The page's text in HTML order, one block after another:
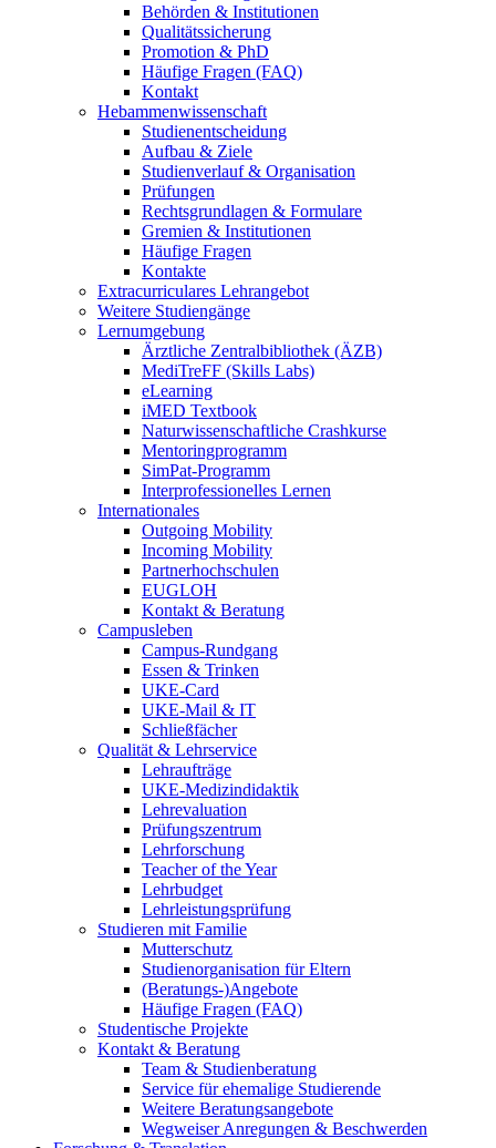
Behörden & Institutionen
Qualitätssicherung
Promotion & PhD
Häufige Fragen (FAQ)
Kontakt
Hebammenwissenschaft
Studienentscheidung
Aufbau & Ziele
Studienverlauf & Organisation
Prüfungen
Rechtsgrundlagen & Formulare
Gremien & Institutionen
Häufige Fragen
Kontakte
Extracurriculares Lehrangebot
Weitere Studiengänge
Lernumgebung
Ärztliche Zentralbibliothek (ÄZB)
MediTreFF (Skills Labs)
eLearning
iMED Textbook
Naturwissenschaftliche Crashkurse
Mentoringprogramm
SimPat-Programm
Interprofessionelles Lernen
Internationales
Outgoing Mobility
Incoming Mobility
Partnerhochschulen
EUGLOH
Kontakt & Beratung
Campusleben
Campus-Rundgang
Essen & Trinken
UKE-Card
UKE-Mail & IT
Schließfächer
Qualität & Lehrservice
Lehraufträge
UKE-Medizindidaktik
Lehrevaluation
Prüfungszentrum
Lehrforschung
Teacher of the Year
Lehrbudget
Lehrleistungsprüfung
Studieren mit Familie
Mutterschutz
Studienorganisation für Eltern
(Beratungs-)Angebote
Häufige Fragen (FAQ)
Studentische Projekte
Kontakt & Beratung
Team & Studienberatung
Service für ehemalige Studierende
Weitere Beratungsangebote
Wegweiser Anregungen & Beschwerden